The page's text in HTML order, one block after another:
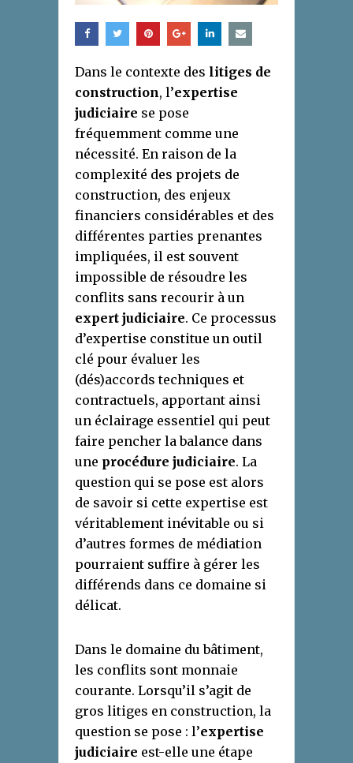
Dans le contexte des litiges de
construction, l’expertise
judiciaire se pose
fréquemment comme une
nécessité. En raison de la
complexité des projets de
construction, des enjeux
financiers considérables et des
différentes parties prenantes
impliquées, il est souvent
impossible de résoudre les
conflits sans recourir à un
expert judiciaire. Ce processus
d’expertise constitue un outil
clé pour évaluer les
(dés)accords techniques et
contractuels, apportant ainsi
un éclairage essentiel qui peut
faire pencher la balance dans
une procédure judiciaire. La
question qui se pose est alors
de savoir si cette expertise est
véritablement inévitable ou si
d’autres formes de médiation
pourraient suffire à gérer les
différends dans ce domaine si
délicat.
Dans le domaine du bâtiment,
les conflits sont monnaie
courante. Lorsqu’il s’agit de
gros litiges en construction, la
question se pose : l’expertise
judiciaire est-elle une étape